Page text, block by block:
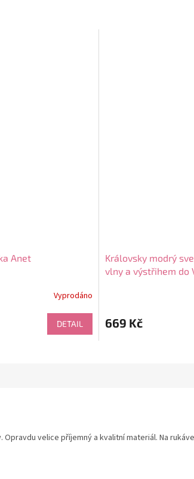
Anet
Vyprodáno
DETAIL
Královsky modrý
vlny a výstřihem do
669 Kč
velice příjemný a kvalitní materiál. Na